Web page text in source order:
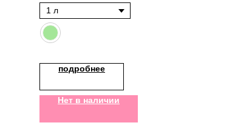
подробнее
Нет в наличии